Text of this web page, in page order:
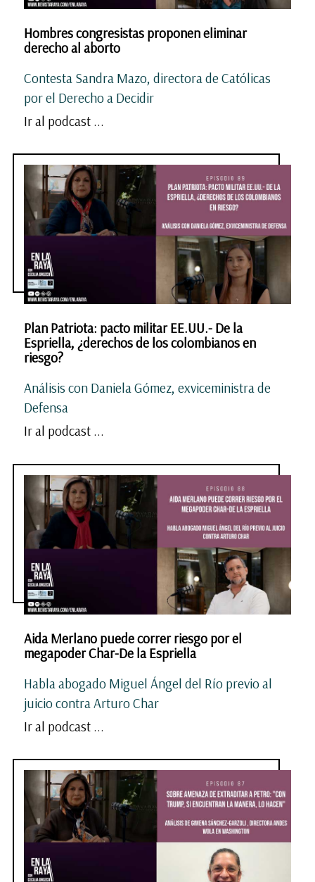
Hombres congresistas proponen eliminar
derecho al aborto
Contesta Sandra Mazo, directora de Católicas
por el Derecho a Decidir
Ir al podcast ...
Plan Patriota: pacto militar EE.UU.- De la
Espriella, ¿derechos de los colombianos en
riesgo?
Análisis con Daniela Gómez, exviceministra de
Defensa
Ir al podcast ...
Aida Merlano puede correr riesgo por el
megapoder Char-De la Espriella
Habla abogado Miguel Ángel del Río previo al
juicio contra Arturo Char
Ir al podcast ...